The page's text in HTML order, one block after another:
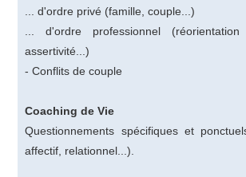
... d'ordre privé (famille, couple...)
... d'ordre professionnel (réorientation
assertivité...)
- Conflits de couple
Coaching de Vie
Questionnements spécifiques et
affectif, relationnel...).